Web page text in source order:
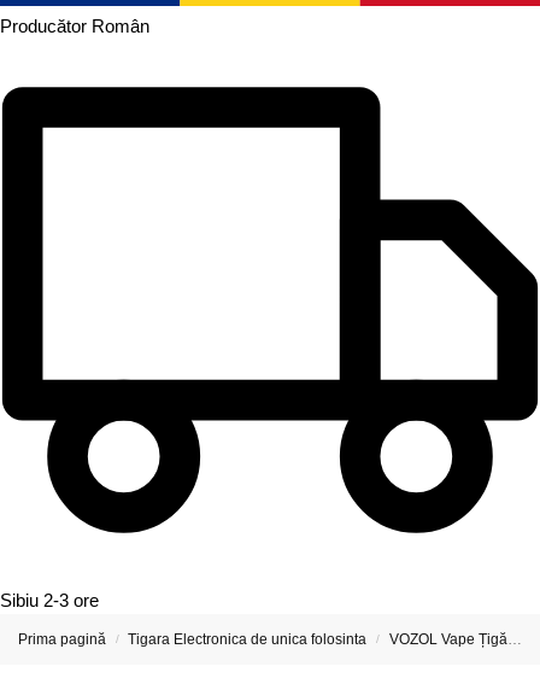
Producător Român
Sibiu 2-3 ore
Prima pagină / Tigara Electronica de unica folosinta / VOZOL Vape Țigări Electronice & Vape-uri